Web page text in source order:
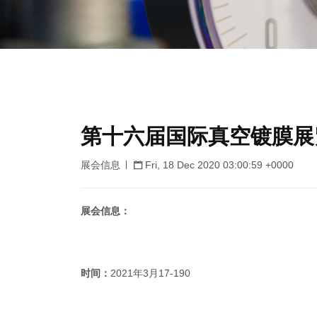
第十六届国际真空镀膜
展会信息 Fri, 18 Dec 2020 03:00:59 +0000
展会信息：
时间： 2021年3月17-190